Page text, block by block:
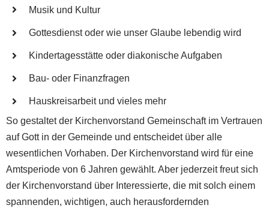
Musik und Kultur
Gottesdienst oder wie unser Glaube lebendig wird
Kindertagesstätte oder diakonische Aufgaben
Bau- oder Finanzfragen
Hauskreisarbeit und vieles mehr
So gestaltet der Kirchenvorstand Gemeinschaft im Vertrauen
auf Gott in der Gemeinde und entscheidet über alle
wesentlichen Vorhaben. Der Kirchenvorstand wird für eine
Amtsperiode von 6 Jahren gewählt. Aber jederzeit freut sich
der Kirchenvorstand über Interessierte, die mit solch einem
spannenden, wichtigen, auch herausfordernden